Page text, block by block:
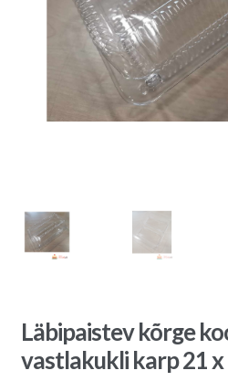
Läbipaistev kõrge
vastlakukli karp 21 x